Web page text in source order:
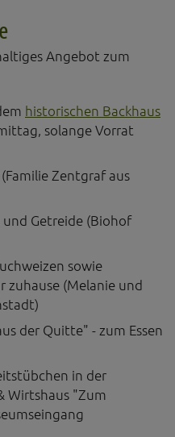
Angebot zum
historischen Backhaus
solange Vorrat
Zentgraf aus
Getreide (Biohof
sowie
zuhause (Melanie und
der Quitte" - zum Essen
in der
Wirtshaus "Zum